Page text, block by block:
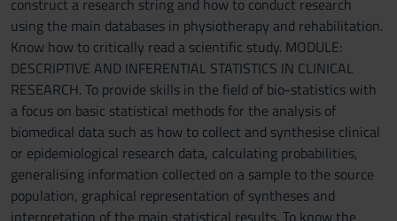
construct a research string and how to conduct research
using the main databases in physiotherapy and rehabilitation.
Know how to critically read a scientific study. MODULE:
DESCRIPTIVE AND INFERENTIAL STATISTICS IN CLINICAL
RESEARCH. To provide skills in the field of bio-statistics with
a focus on basic statistical methods for the analysis of
biomedical data such as how to collect and synthesise clinical
or epidemiological research data, calculating probabilities,
generalising information collected on a sample to the source
population, graphical representation of syntheses and
interpretation of the main statistical results. To know the